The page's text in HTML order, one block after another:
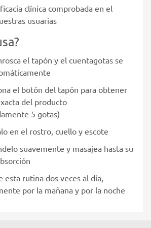
clínica comprobada en el
usuarias
el tapón y el cuentagotas se
el botón del tapón para obtener
del producto
5 gotas)
en el rostro, cuello y escote
suavemente y masajea hasta su
esta rutina dos veces al día,
por la mañana y por la noche